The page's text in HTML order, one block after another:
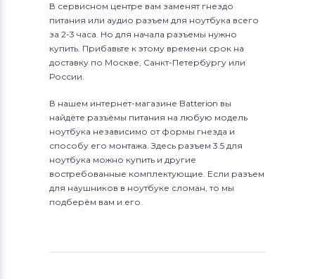
В сервисном центре вам заменят гнездо
питания или аудио разъем для ноутбука всего
за 2-3 часа. Но для начала разъемы нужно
купить. Прибавьте к этому времени срок на
доставку по Москве, Санкт-Петербургу или
России.
В нашем интернет-магазине Batterion вы
найдёте разъёмы питания на любую модель
ноутбука независимо от формы гнезда и
способу его монтажа. Здесь разъем 3.5 для
ноутбука можно купить и другие
востребованные комплектующие. Если разъем
для наушников в ноутбуке сломан, то мы
подберём вам и его.